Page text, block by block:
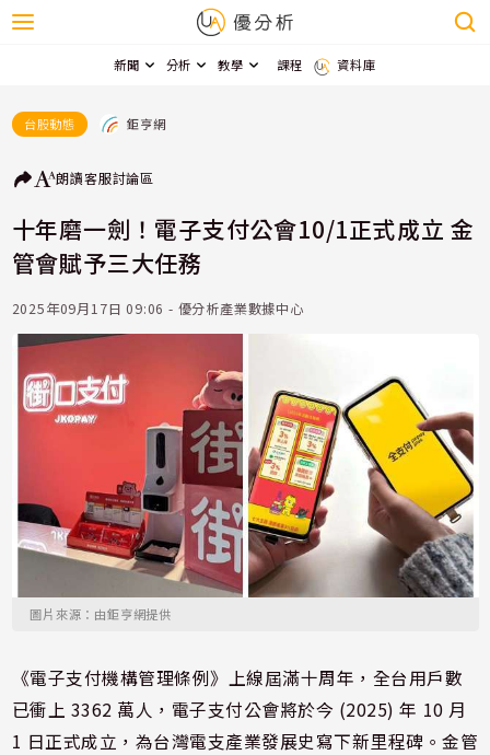
新聞 分析 教學 課程 資料庫
台股動態 鉅亨網
朗讀客服討論區
十年磨一劍！電子支付公會10/1正式成立 金
管會賦予三大任務
2025年09月17日 09:06 - 優分析產業數據中心
圖片來源：由鉅亨網提供
《電子支付機構管理條例》上線屆滿十周年，全台用戶數
已衝上 3362 萬人，電子支付公會將於今 (2025) 年 10 月
1 日正式成立，為台灣電支產業發展史寫下新里程碑。金管